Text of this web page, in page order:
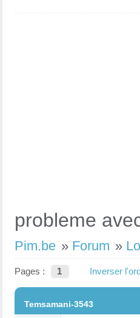
probleme
Pim.be » Forum »
Pages : 1 Inverser
Temsamani-3543